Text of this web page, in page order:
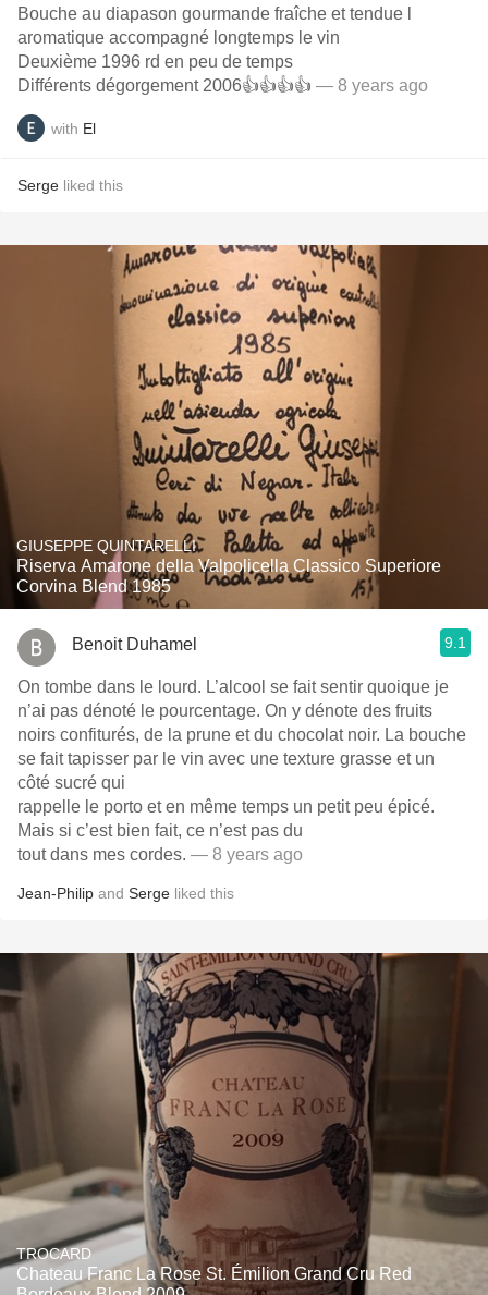
Bouche au diapason gourmande fraîche et tendue l
aromatique accompagné longtemps le vin
Deuxième 1996 rd en peu de temps
Différents dégorgement 2006👍👍👍👍 — 8 years ago
with El
Serge liked this
GIUSEPPE QUINTARELLI
Riserva Amarone della Valpolicella Classico Superiore
Corvina Blend 1985
Benoit Duhamel 9.1
On tombe dans le lourd. L’alcool se fait sentir quoique je
n’ai pas dénoté le pourcentage. On y dénote des fruits
noirs confiturés, de la prune et du chocolat noir. La bouche
se fait tapisser par le vin avec une texture grasse et un
côté sucré qui
rappelle le porto et en même temps un petit peu épicé.
Mais si c’est bien fait, ce n’est pas du
tout dans mes cordes. — 8 years ago
Jean-Philip and Serge liked this
TROCARD
Chateau Franc La Rose St. Émilion Grand Cru Red